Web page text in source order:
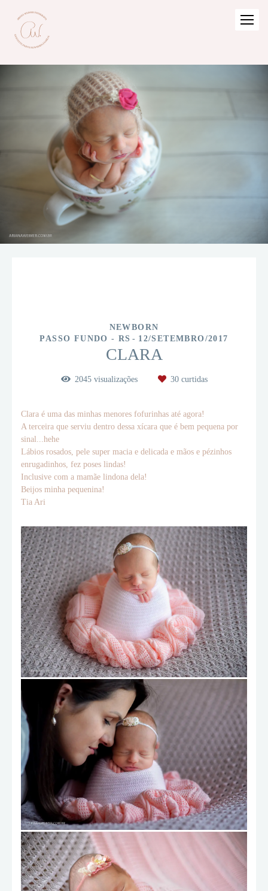
NEWBORN
PASSO FUNDO - RS
12/SETEMBRO/2017
CLARA
2045visualizações 30curtidas
Clara é uma das minhas menores fofurinhas até agora!
A terceira que serviu dentro dessa xícara que é bem pequena por
sinal...hehe
Lábios rosados, pele super macia e delicada e mãos e pézinhos
enrugadinhos, fez poses lindas!
Inclusive com a mamãe lindona dela!
Beijos minha pequenina!
Tia Ari